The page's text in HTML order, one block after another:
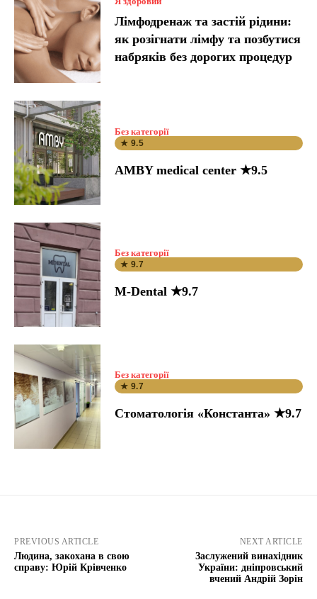
Лімфодренаж та застій рідини:
як розігнати лімфу та позбутися
набряків без дорогих процедур
Без категорії
★ 9.5
AMBY medical center ★9.5
Без категорії
★ 9.7
M-Dental ★9.7
Без категорії
★ 9.7
Стоматологія «Константа» ★9.7
PREVIOUS ARTICLE
Людина, закохана в свою
справу: Юрій Крівченко
NEXT ARTICLE
Заслужений винахідник
України: дніпровський
вчений Андрій Зорін